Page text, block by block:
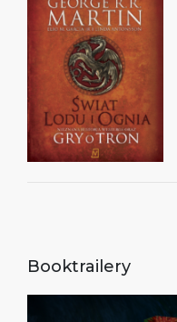
Booktrailery